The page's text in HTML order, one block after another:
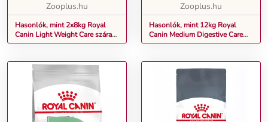
Zooplus.hu
Hasonlók, mint 2x8kg Royal
Canin Light Weight Care száraz
macskatáp
Zooplus.hu
Hasonlók, mint 12kg Royal
Canin Medium Digestive Care
száraz kutyatáp